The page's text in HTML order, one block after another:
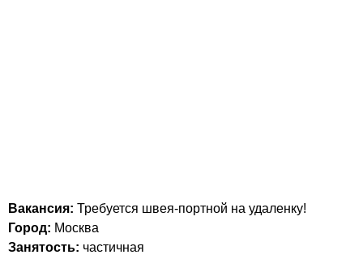
Вакансия: Требуется швея-портной на удаленку!
Город: Москва
Занятость: частичная